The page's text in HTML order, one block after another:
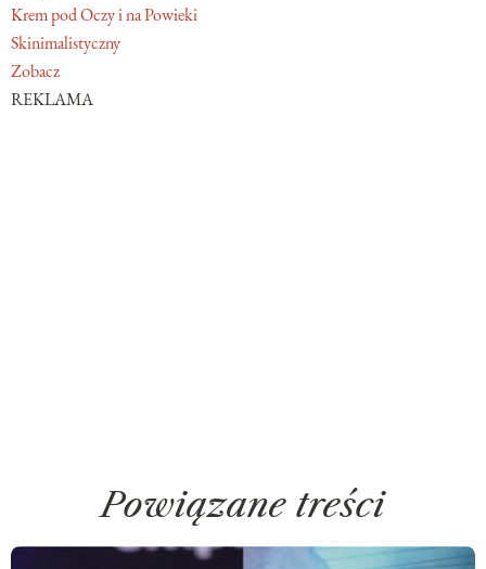
Krem pod Oczy i na Powieki
Skinimalistyczny
Zobacz
REKLAMA
Powiązane treści